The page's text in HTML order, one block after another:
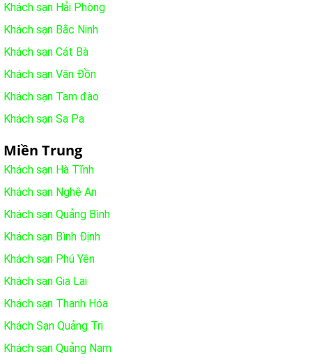
Khách sạn Hải Phòng
Khách sạn Bắc Ninh
Khách sạn Cát Bà
Khách sạn Vân Đồn
Khách sạn Tam đào
Khách sạn Sa Pa
Miền Trung
Khách sạn Hà Tĩnh
Khách sạn Nghệ An
Khách sạn Quảng Bình
Khách sạn Bình Định
Khách sạn Phú Yên
Khách sạn Gia Lai
Khách sạn Thanh Hóa
Khách Sạn Quảng Trị
Khách sạn Quảng Nam